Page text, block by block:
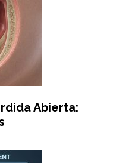
Abierta: